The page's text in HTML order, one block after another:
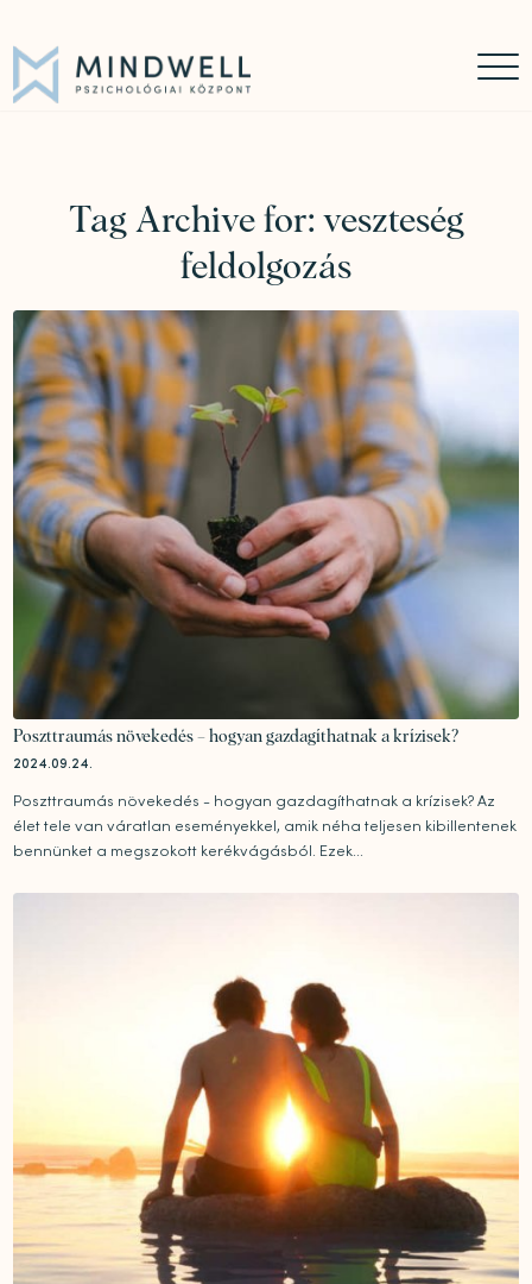
Tag Archive for: veszteség
feldolgozás
Poszttraumás növekedés – hogyan gazdagíthatnak a krízisek?
2024.09.24.
Poszttraumás növekedés - hogyan gazdagíthatnak a krízisek? Az
élet tele van váratlan eseményekkel, amik néha teljesen kibillentenek
bennünket a megszokott kerékvágásból. Ezek...